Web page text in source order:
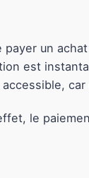
payer un
est
le